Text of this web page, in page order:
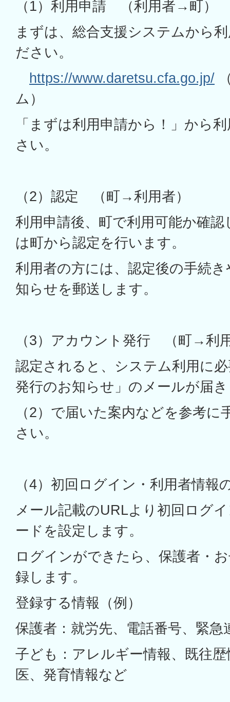
（1）利用申請 （利用者→町
まずは、総合支援システムから
ださい。
https://www.daretsu.cfa.go.jp/
ム）
「まずは利用申請から！」から
さい。
（2）認定 （町→利用者）
利用申請後、町で利用可能か確
は町から認定を行います。
利用者の方には、認定後の手続
知らせを郵送します。
（3）アカウント発行 （町→利
認定されると、システム利用に
発行のお知らせ」のメールが届
（2）で届いた案内などを参考
さい。
（4）初回ログイン・利用者情
メール記載のURLより初回ログ
ードを設定します。
ログインができたら、保護者・
録します。
登録する情報（例）
保護者：就労先、電話番号、緊急
子ども：アレルギー情報、既往
医、発育情報など